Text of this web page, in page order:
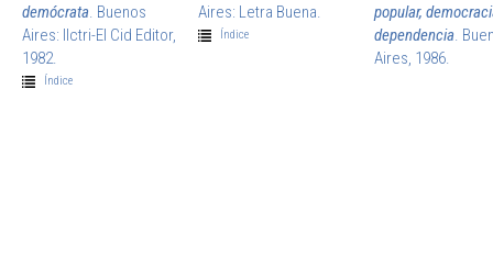
demócrata. Buenos
Aires: Ilctri-El Cid Editor,
1982.
Índice
Aires: Letra Buena.
Índice
popular,
dependencia.
Aires, 1986.